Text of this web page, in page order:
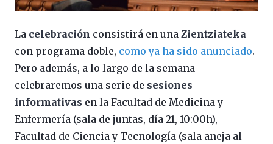
La celebración consistirá en una Zientziateka
con programa doble, como ya ha sido anunciado.
Pero además, a lo largo de la semana
celebraremos una serie de sesiones
informativas en la Facultad de Medicina y
Enfermería (sala de juntas, día 21, 10:00h),
Facultad de Ciencia y Tecnología (sala aneja al